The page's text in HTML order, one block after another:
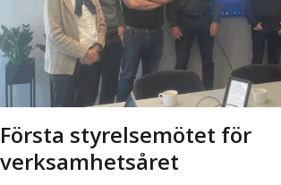
Första styrelsemötet för
verksamhetsåret